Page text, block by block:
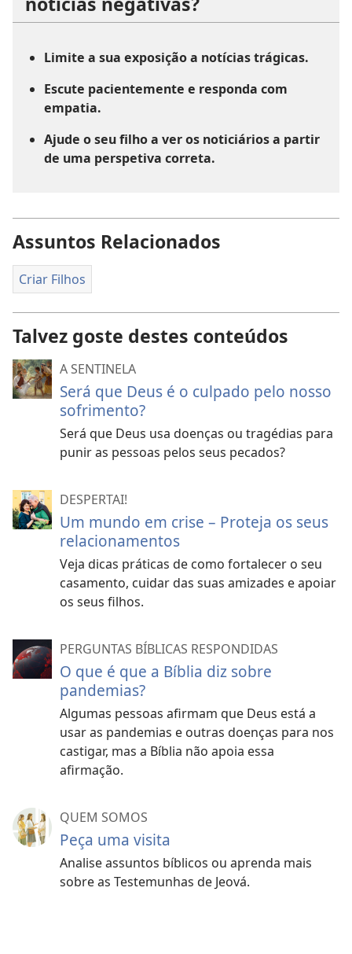
Limite a sua exposição a notícias trágicas.
Escute pacientemente e responda com
empatia.
Ajude o seu filho a ver os noticiários a partir
de uma perspetiva correta.
Assuntos Relacionados
Criar Filhos
Talvez goste destes conteúdos
A SENTINELA
Será que Deus é o culpado pelo nosso
sofrimento?
Será que Deus usa doenças ou tragédias para
punir as pessoas pelos seus pecados?
DESPERTAI!
Um mundo em crise – Proteja os seus
relacionamentos
Veja dicas práticas de como fortalecer o seu
casamento, cuidar das suas amizades e apoiar
os seus filhos.
PERGUNTAS BÍBLICAS RESPONDIDAS
O que é que a Bíblia diz sobre
pandemias?
Algumas pessoas afirmam que Deus está a
usar as pandemias e outras doenças para nos
castigar, mas a Bíblia não apoia essa
afirmação.
QUEM SOMOS
Peça uma visita
Analise assuntos bíblicos ou aprenda mais
sobre as Testemunhas de Jeová.